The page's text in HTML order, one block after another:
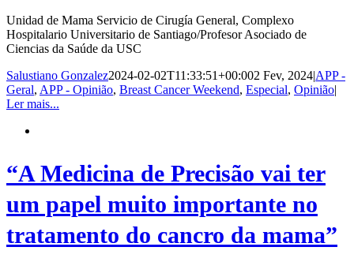
Unidad de Mama Servicio de Cirugía General, Complexo
Hospitalario Universitario de Santiago/Profesor Asociado de
Ciencias da Saúde da USC
Salustiano Gonzalez2024-02-02T11:33:51+00:002 Fev, 2024|APP -
Geral, APP - Opinião, Breast Cancer Weekend, Especial, Opinião|
Ler mais...
“A Medicina de Precisão vai ter
um papel muito importante no
tratamento do cancro da mama”